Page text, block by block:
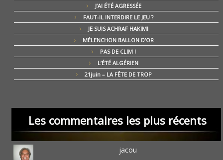
J’AI ÉTÉ AGRESSÉE
FAUT-IL INTERDIRE LE JEU ?
JE SUIS ACHRAF HAKIMI
MÉLENCHON BALLON D’OR
PAS DE CLIM !
L’ÉTÉ ALGÉRIEN
21juin – LA FÊTE DE TROP
Les commentaires les plus récents
jacou